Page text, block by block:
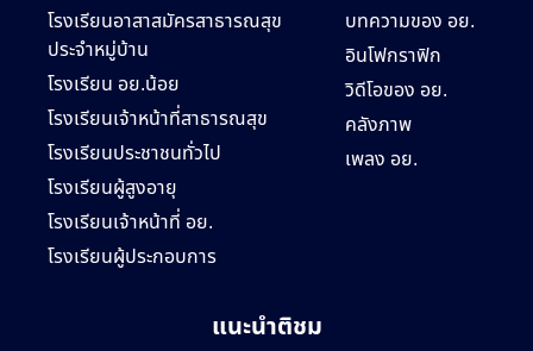
โรงเรียนอาสาสมัครสาธารณสุข
ประจำหมู่บ้าน
โรงเรียน อย.น้อย
โรงเรียนเจ้าหน้าที่สาธารณสุข
โรงเรียนประชาชนทั่วไป
โรงเรียนผู้สูงอายุ
โรงเรียนเจ้าหน้าที่ อย.
โรงเรียนผู้ประกอบการ
บทความของ อย.
อินโฟกราฟิก
วิดีโอของ อย.
คลังภาพ
เพลง อย.
แนะนำติชม